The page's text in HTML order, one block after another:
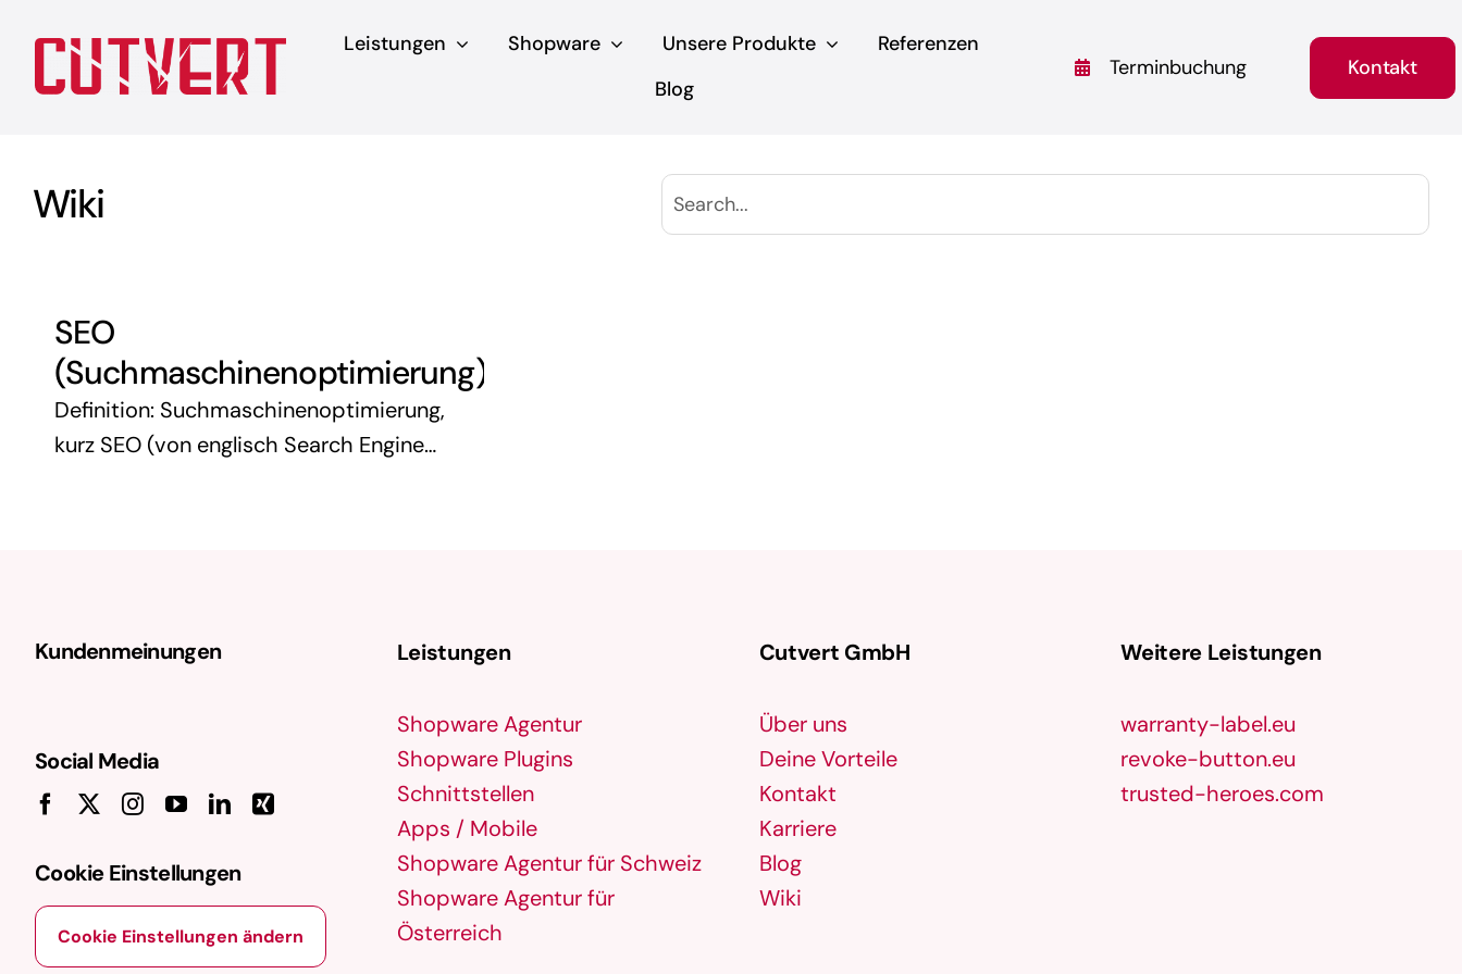
Inhalt
springen
Leistungen Shopware Unsere Produkte
Referenzen
Blog
Terminbuchung Kontakt
Wiki
SEO
(Suchmaschinenoptimierung)
Definition: Suchmaschinenoptimierung,
kurz SEO (von englisch Search Engine
Kundenmeinungen
Social Media
Cookie Einstellungen
Cookie Einstellungen ändern
Leistungen
Shopware Agentur
Shopware Plugins
Schnittstellen
Apps / Mobile
Shopware Agentur für Schweiz
Shopware Agentur für
Österreich
Cutvert GmbH
Über uns
Deine Vorteile
Kontakt
Karriere
Blog
Wiki
Weitere Leistungen
warranty-label.eu
revoke-button.eu
trusted-heroes.com